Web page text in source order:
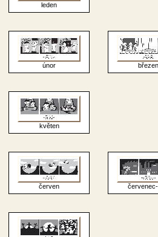
leden
únor březen
květen
červen